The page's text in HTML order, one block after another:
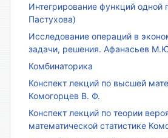
Интегрирование функций одной
Пастухова)
Исследование операций в
задачи, решения. Афанасьев
Комбинаторика
Конспект лекций по высшей
Комогорцев В. Ф.
Конспект лекций по теории
математической статистике